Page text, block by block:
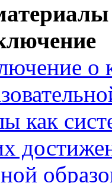
о
как